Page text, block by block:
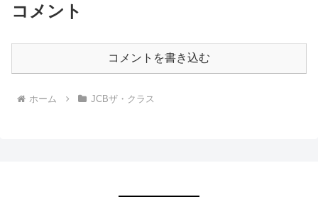
コメント
コメントを書き込む
ホーム JCBザ・クラス